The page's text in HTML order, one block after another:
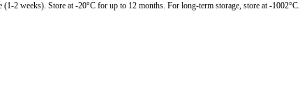
2 weeks). Store at -20°C for up to 12 months. For long-term storage, store at -1002°C.